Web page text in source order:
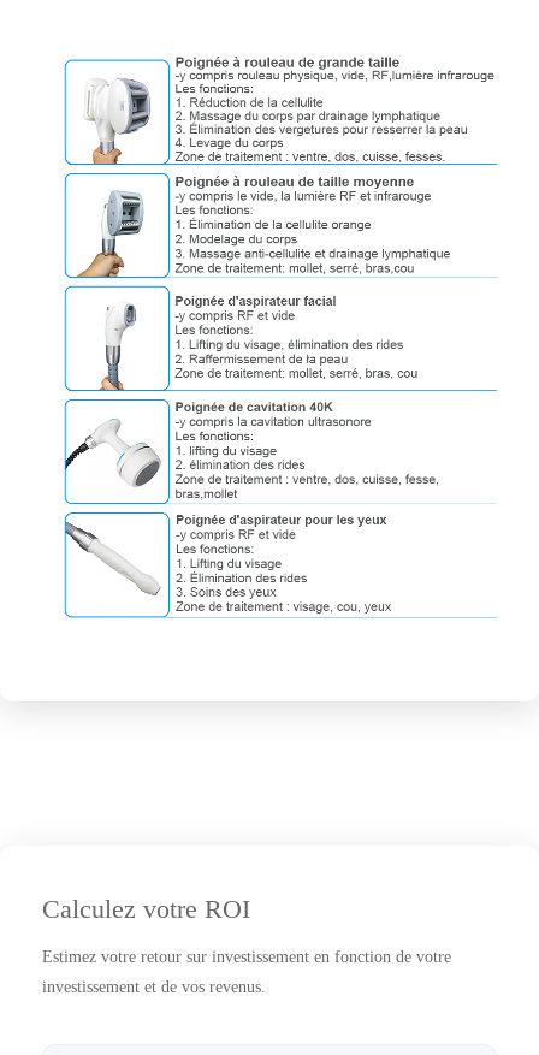
Calculez votre ROI
Estimez votre retour sur investissement en fonction de votre
investissement et de vos revenus.